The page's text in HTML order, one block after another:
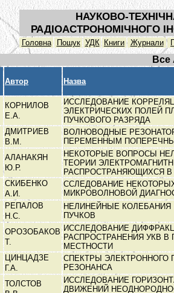
НАУКОВО-
РАДІОАСТРОНОМІЧНОГО
Головна Пошук УДК Книги Журнали
Все
Автор Назва
КОРНИЛОВ
Е.А.
ИССЛЕДОВАНИЕ
ЭЛЕКТРИЧЕСКИХ ПОЛЕЙ
ПУЧКОВОГО РАЗРЯДА
ДМИТРИЕВ
В.М.
ВОЛНОВОДНЫЕ
ПЕРЕМЕННЫМ
АЛАНАКЯН
Ю.Р.
НЕКОТОРЫЕ ВОПРОСЫ
ТЕОРИИ
РАСПРОСТРАНЯЮЩИХСЯ В
СКИБЕНКО
А.И.
ССЛЕДОВАНИЕ
МИКРОВОЛНОВОЙ
РЕПАЛОВ
Н.С.
НЕЛИНЕЙНЫЕ
ПУЧКОВ
ОРОЗОБАКОВ
Т.
ИССЛЕДОВАНИЕ
РАСПРОСТРАНЕНИЯ УКВ В
МЕСТНОСТИ
ЦИНЦАДЗЕ
Г.А.
СПЕКТРЫ ЭЛЕКТРОННОГО
РЕЗОНАНСА
ТОЛСТОВ
ИССЛЕДОВАНИЕ
ДВИЖЕНИЙ